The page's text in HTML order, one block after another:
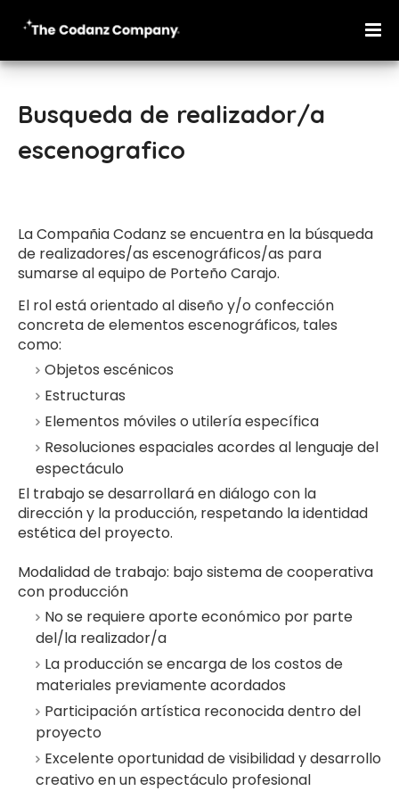
Busqueda de realizador/a
escenografico
La Compañia Codanz se encuentra en la búsqueda
de realizadores/as escenográficos/as para
sumarse al equipo de Porteño Carajo.
El rol está orientado al diseño y/o confección
concreta de elementos escenográficos, tales
como:
Objetos escénicos
Estructuras
Elementos móviles o utilería específica
Resoluciones espaciales acordes al lenguaje del
espectáculo
El trabajo se desarrollará en diálogo con la
dirección y la producción, respetando la identidad
estética del proyecto.
Modalidad de trabajo: bajo sistema de cooperativa
con producción
No se requiere aporte económico por parte
del/la realizador/a
La producción se encarga de los costos de
materiales previamente acordados
Participación artística reconocida dentro del
proyecto
Excelente oportunidad de visibilidad y desarrollo
creativo en un espectáculo profesional